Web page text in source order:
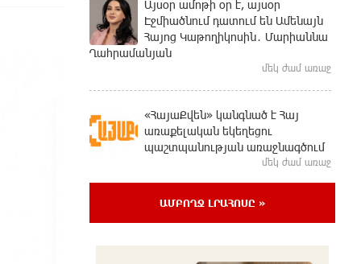
Այսօր ամոթի օր է, այսօր
Էջմիածնում դատում են Ամենայն
Հայոց Կաթողիկոսին․ Մարիաննա
Ղահրամանյան
մեկ ժամ առաջ
«ՀայաՔվեն» կանգնած է Հայ
առաքելական եկեղեցու
պաշտպանության առաջնագծում
մեկ ժամ առաջ
«ՀայաՔվե»-ն խստորեն
դատապարտում է Գարեգին Բ-ի և
ԱՄԲՈՂՋ ԼՐԱՀՈՍԸ »